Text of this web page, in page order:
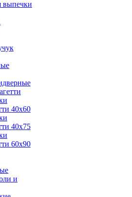
выпечки
40х60
40х75
60х90
и